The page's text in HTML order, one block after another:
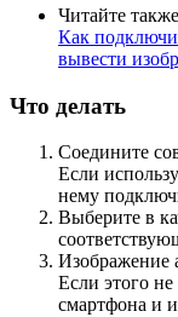
Читайте
Как
вывести
Что делать
Соедините
Если
нему
Выберите в
Изображение
Если этого не
смартфона и